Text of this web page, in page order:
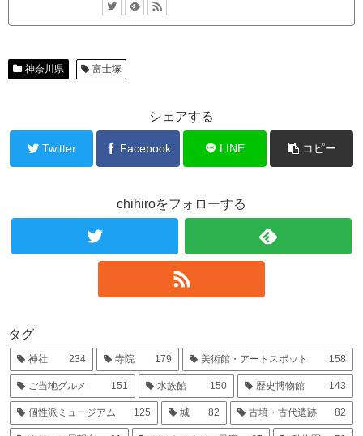
神奈川県 富士塚
シェアする
Twitter Facebook LINE コピー
chihiroをフォローする
タグ
神社 234 寺院 179 美術館・アートスポット 158
ご当地グルメ 151 水族館 150 歴史博物館 143
個性派ミュージアム 125 城 82 古墳・古代遺跡 82